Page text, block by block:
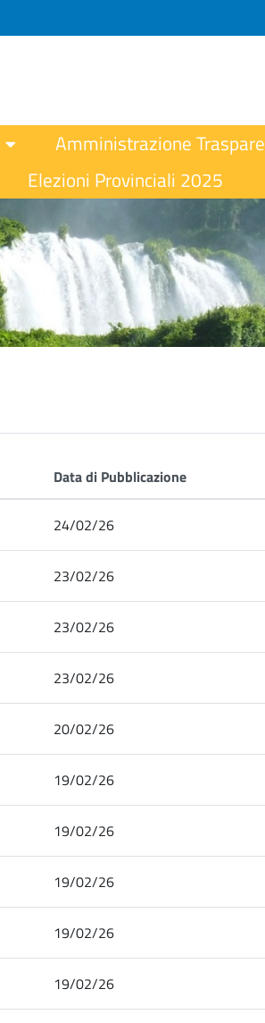
Amministrazione
Elezioni Provinciali 2025
Data di Pubblicazione
24/02/26
23/02/26
23/02/26
23/02/26
20/02/26
19/02/26
19/02/26
19/02/26
19/02/26
19/02/26